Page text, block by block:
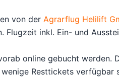
von der Agrarflug Helilift
Flugzeit inkl. Ein- und
online gebucht werden.
Resttickets verfügbar